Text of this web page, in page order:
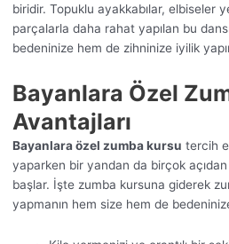
biridir. Topuklu ayakkabılar, elbiseler
parçalarla daha rahat yapılan bu
bedeninize hem de zihninize iyilik
Bayanlara Özel
Avantajları
Bayanlara özel zumba kursu tercih
yaparken bir yandan da birçok
başlar. İşte zumba kursuna giderek
yapmanın hem size hem de